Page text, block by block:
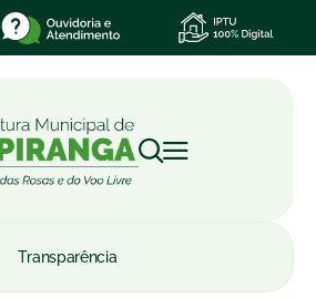
Transparência